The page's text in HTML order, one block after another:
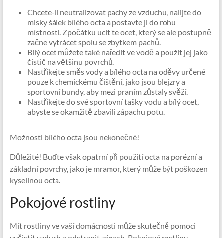
Chcete-li neutralizovat pachy ze vzduchu, nalijte do
misky šálek bílého octa a postavte ji do rohu
místnosti. Zpočátku ucítíte ocet, který se ale postupně
začne vytrácet spolu se zbytkem pachů.
Bílý ocet můžete také naředit ve vodě a použít jej jako
čistič na většinu povrchů.
Nastříkejte směs vody a bílého octa na oděvy určené
pouze k chemickému čištění, jako jsou blejzry a
sportovní bundy, aby mezi praním zůstaly svěží.
Nastříkejte do své sportovní tašky vodu a bílý ocet,
abyste se okamžitě zbavili zápachu potu.
Možnosti bílého octa jsou nekonečné!
Důležité! Buďte však opatrní při použití octa na porézní a
základní povrchy, jako je mramor, který může být poškozen
kyselinou octa.
Pokojové rostliny
Mít rostliny ve vaší domácnosti může skutečně pomoci